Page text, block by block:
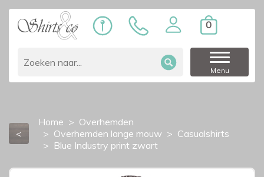
0
Menu
<
Home
Overhemden
Overhemden lange mouw
Casualshirts
Blue Industry print zwart